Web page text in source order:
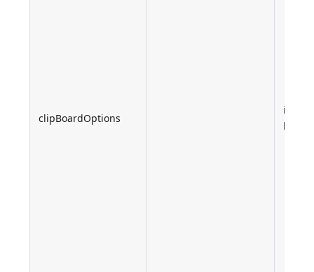
clipBoardOptions
inteiro
longo